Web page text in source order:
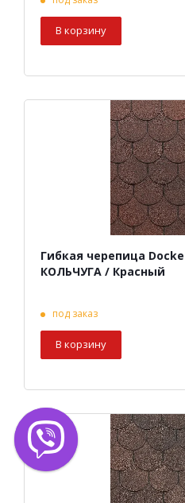
В корзину
Гибкая черепица Docke
КОЛЬЧУГА / Красный
под заказ
В корзину